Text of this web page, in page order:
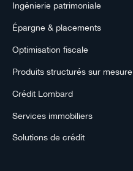
Ingénierie patrimoniale
Épargne & placements
Optimisation fiscale
Produits structurés sur mesure
Crédit Lombard
Services immobiliers
Solutions de crédit